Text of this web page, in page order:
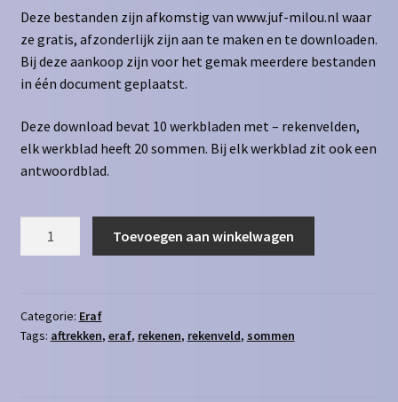
Deze bestanden zijn afkomstig van www.juf-milou.nl waar
ze gratis, afzonderlijk zijn aan te maken en te downloaden.
Bij deze aankoop zijn voor het gemak meerdere bestanden
in één document geplaatst.
Deze download bevat 10 werkbladen met – rekenvelden,
elk werkblad heeft 20 sommen. Bij elk werkblad zit ook een
antwoordblad.
aantal
Toevoegen aan winkelwagen
Categorie: Eraf
Tags: aftrekken, eraf, rekenen, rekenveld, sommen